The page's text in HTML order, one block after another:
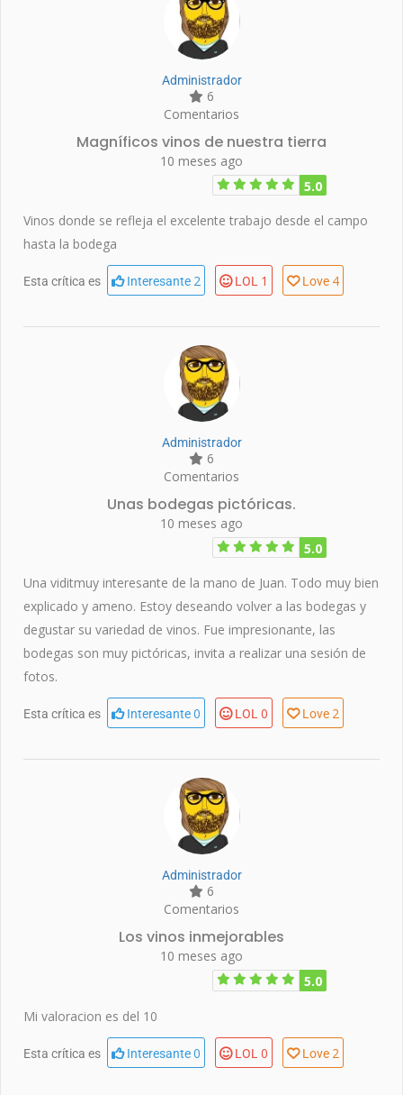
Administrador
6
Comentarios
Magníficos vinos de nuestra tierra
10 meses ago
5.0
Vinos donde se refleja el excelente trabajo desde el campo
hasta la bodega
Esta crítica es Interesante 2 LOL 1 Love 4
Administrador
6
Comentarios
Unas bodegas pictóricas.
10 meses ago
5.0
Una viditmuy interesante de la mano de Juan. Todo muy bien
explicado y ameno. Estoy deseando volver a las bodegas y
degustar su variedad de vinos. Fue impresionante, las
bodegas son muy pictóricas, invita a realizar una sesión de
fotos.
Esta crítica es Interesante0 LOL0 Love 2
Administrador
6
Comentarios
Los vinos inmejorables
10 meses ago
5.0
Mi valoracion es del 10
Esta crítica es Interesante0 LOL 0 Love 2